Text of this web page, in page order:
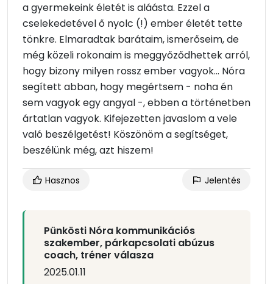
a gyermekeink életét is aláásta. Ezzel a
cselekedetével ő nyolc (!) ember életét tette
tönkre. Elmaradtak barátaim, ismerőseim, de
még közeli rokonaim is meggyőződhettek arról,
hogy bizony milyen rossz ember vagyok... Nóra
segített abban, hogy megértsem - noha én
sem vagyok egy angyal -, ebben a történetben
ártatlan vagyok. Kifejezetten javaslom a vele
való beszélgetést! Köszönöm a segítséget,
beszélünk még, azt hiszem!
Hasznos Jelentés
Pünkösti Nóra kommunikációs
szakember, párkapcsolati abúzus
coach, tréner válasza
2025.01.11